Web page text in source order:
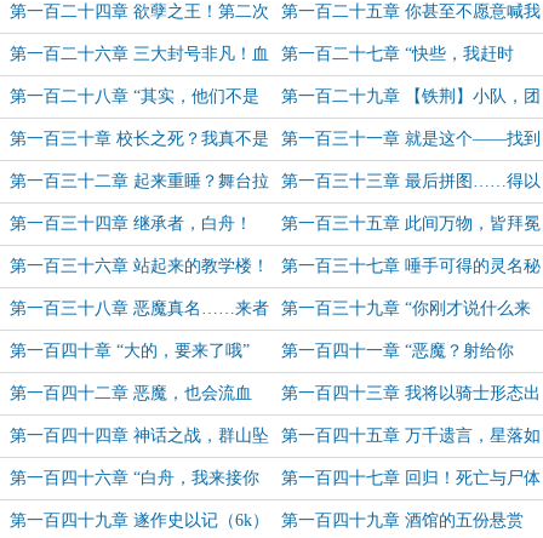
（二合一） 室
第一百二十四章 欲孽之王！第二次
进化（5k）
第一百二十五章 你甚至不愿意喊我
一声……校长!（5k）
第一百二十六章 三大封号非凡！血
色折刀（二合一）
第一百二十七章 “快些，我赶时
间”（二合一）
第一百二十八章 “其实，他们不是
冲你们来的……”
第一百二十九章 【铁荆】小队，团
灭！
第一百三十章 校长之死？我真不是
校园偶像！
第一百三十一章 就是这个——找到
你了！
第一百三十二章 起来重睡？舞台拉
开高潮的帷幕！（5k）
第一百三十三章 最后拼图……得以
苏生！
第一百三十四章 继承者，白舟！ 第一百三十五章 此间万物，皆拜冕
旒
第一百三十六章 站起来的教学楼！
祂在看我！
第一百三十七章 唾手可得的灵名秘
宝!（5.6k）
第一百三十八章 恶魔真名……来者
何人！
第一百三十九章 “你刚才说什么来
着？”
第一百四十章 “大的，要来了哦” 第一百四十一章 “恶魔？射给你
看！”
第一百四十二章 恶魔，也会流血
么？（5.2k！）
第一百四十三章 我将以骑士形态出
击！（万字大章）
第一百四十四章 神话之战，群山坠
落！（8.1k大章）
第一百四十五章 万千遗言，星落如
雨！（6k）
第一百四十六章 “白舟，我来接你
放学”（6k！）
第一百四十七章 回归！死亡与尸体
（6k）
第一百四十九章 遂作史以记（6k） 第一百四十九章 酒馆的五份悬赏